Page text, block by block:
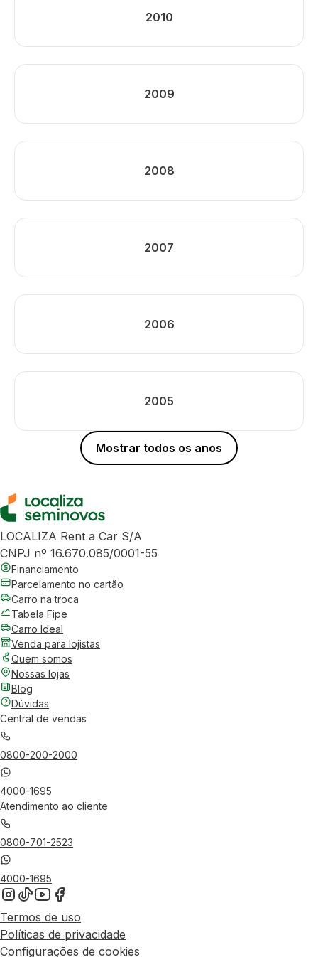
2010
2009
2008
2007
2006
2005
Mostrar todos os anos
LOCALIZA Rent a Car S/A
CNPJ nº 16.670.085/0001-55
Financiamento
Parcelamento no cartão
Carro na troca
Tabela Fipe
Carro Ideal
Venda para lojistas
Quem somos
Nossas lojas
Blog
Dúvidas
Central de vendas
0800-200-2000
4000-1695
Atendimento ao cliente
0800-701-2523
4000-1695
Termos de uso
Políticas de privacidade
Configurações de cookies